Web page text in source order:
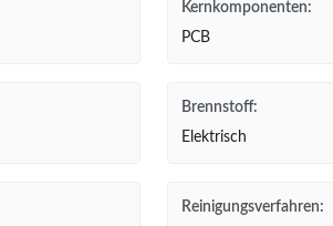
Kernkomponenten:
PCB
Brennstoff:
Elektrisch
Reinigungsverfahren: